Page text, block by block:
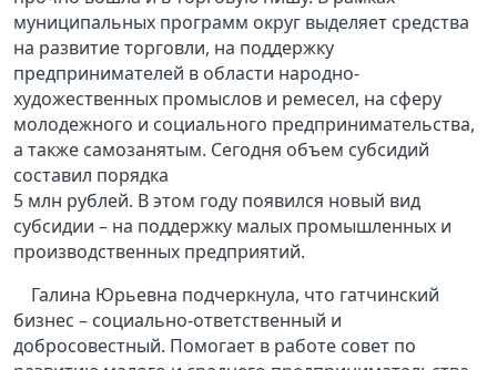
муниципальных программ округ выделяет средства
на развитие торговли, на поддержку
предпринимателей в области народно-
художественных промыслов и ремесел, на сферу
молодежного и социального предпринимательства,
а также самозанятым. Сегодня объем субсидий
составил порядка
5 млн рублей. В этом году появился новый вид
субсидии – на поддержку малых промышленных и
производственных предприятий.
Галина Юрьевна подчеркнула, что гатчинский
бизнес – социально-ответственный и
добросовестный. Помогает в работе совет по